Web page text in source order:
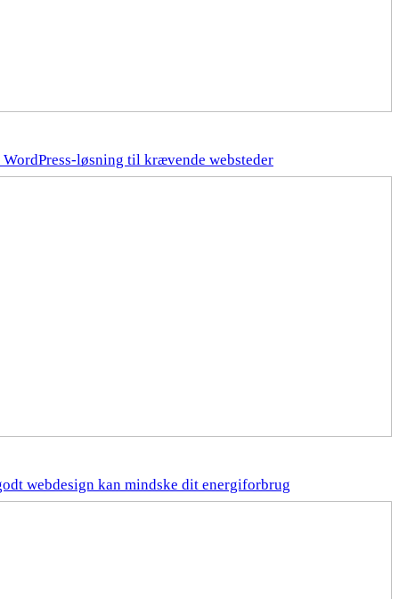
WordPress-løsning til krævende websteder
webdesign kan mindske dit energiforbrug